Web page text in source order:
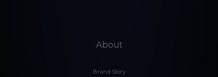
About
Brand Story